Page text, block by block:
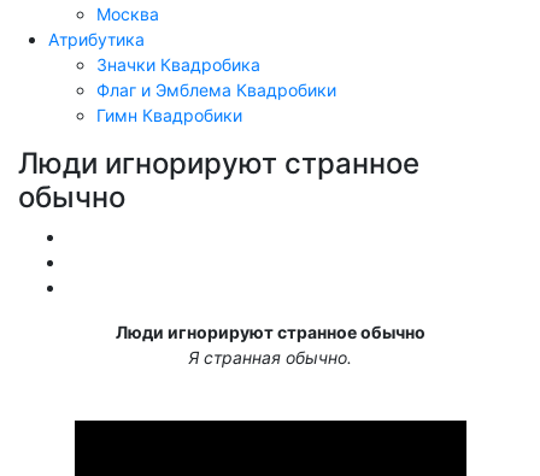
Москва
Атрибутика
Значки Квадробика
Флаг и Эмблема Квадробики
Гимн Квадробики
Люди игнорируют странное
обычно
Люди игнорируют странное обычно
Я странная обычно.